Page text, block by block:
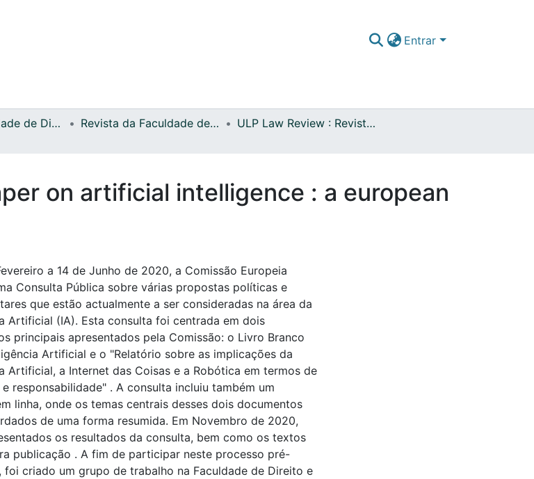
Entrar
FDCP - Faculdade de Direito e Ciência Política Revista da Faculdade de Direito da Universidade Lusófona do Porto
ULP Law Review : Revista de Direito da ULP, vol. 14 n.º 1 (2020)
on artificial intelligence : a european
a 14 de Junho de 2020, a Comissão Europeia
Consulta Pública sobre várias propostas políticas e
que estão actualmente a ser consideradas na área da
Artificial (IA). Esta consulta foi centrada em dois
principais apresentados pela Comissão: o Livro Branco
Artificial e o "Relatório sobre as implicações da
Artificial, a Internet das Coisas e a Robótica em termos de
e responsabilidade" . A consulta incluiu também um
linha, onde os temas centrais desses dois documentos
de uma forma resumida. Em Novembro de 2020,
os resultados da consulta, bem como os textos
publicação . A fim de participar neste processo pré-
foi criado um grupo de trabalho na Faculdade de Direito e